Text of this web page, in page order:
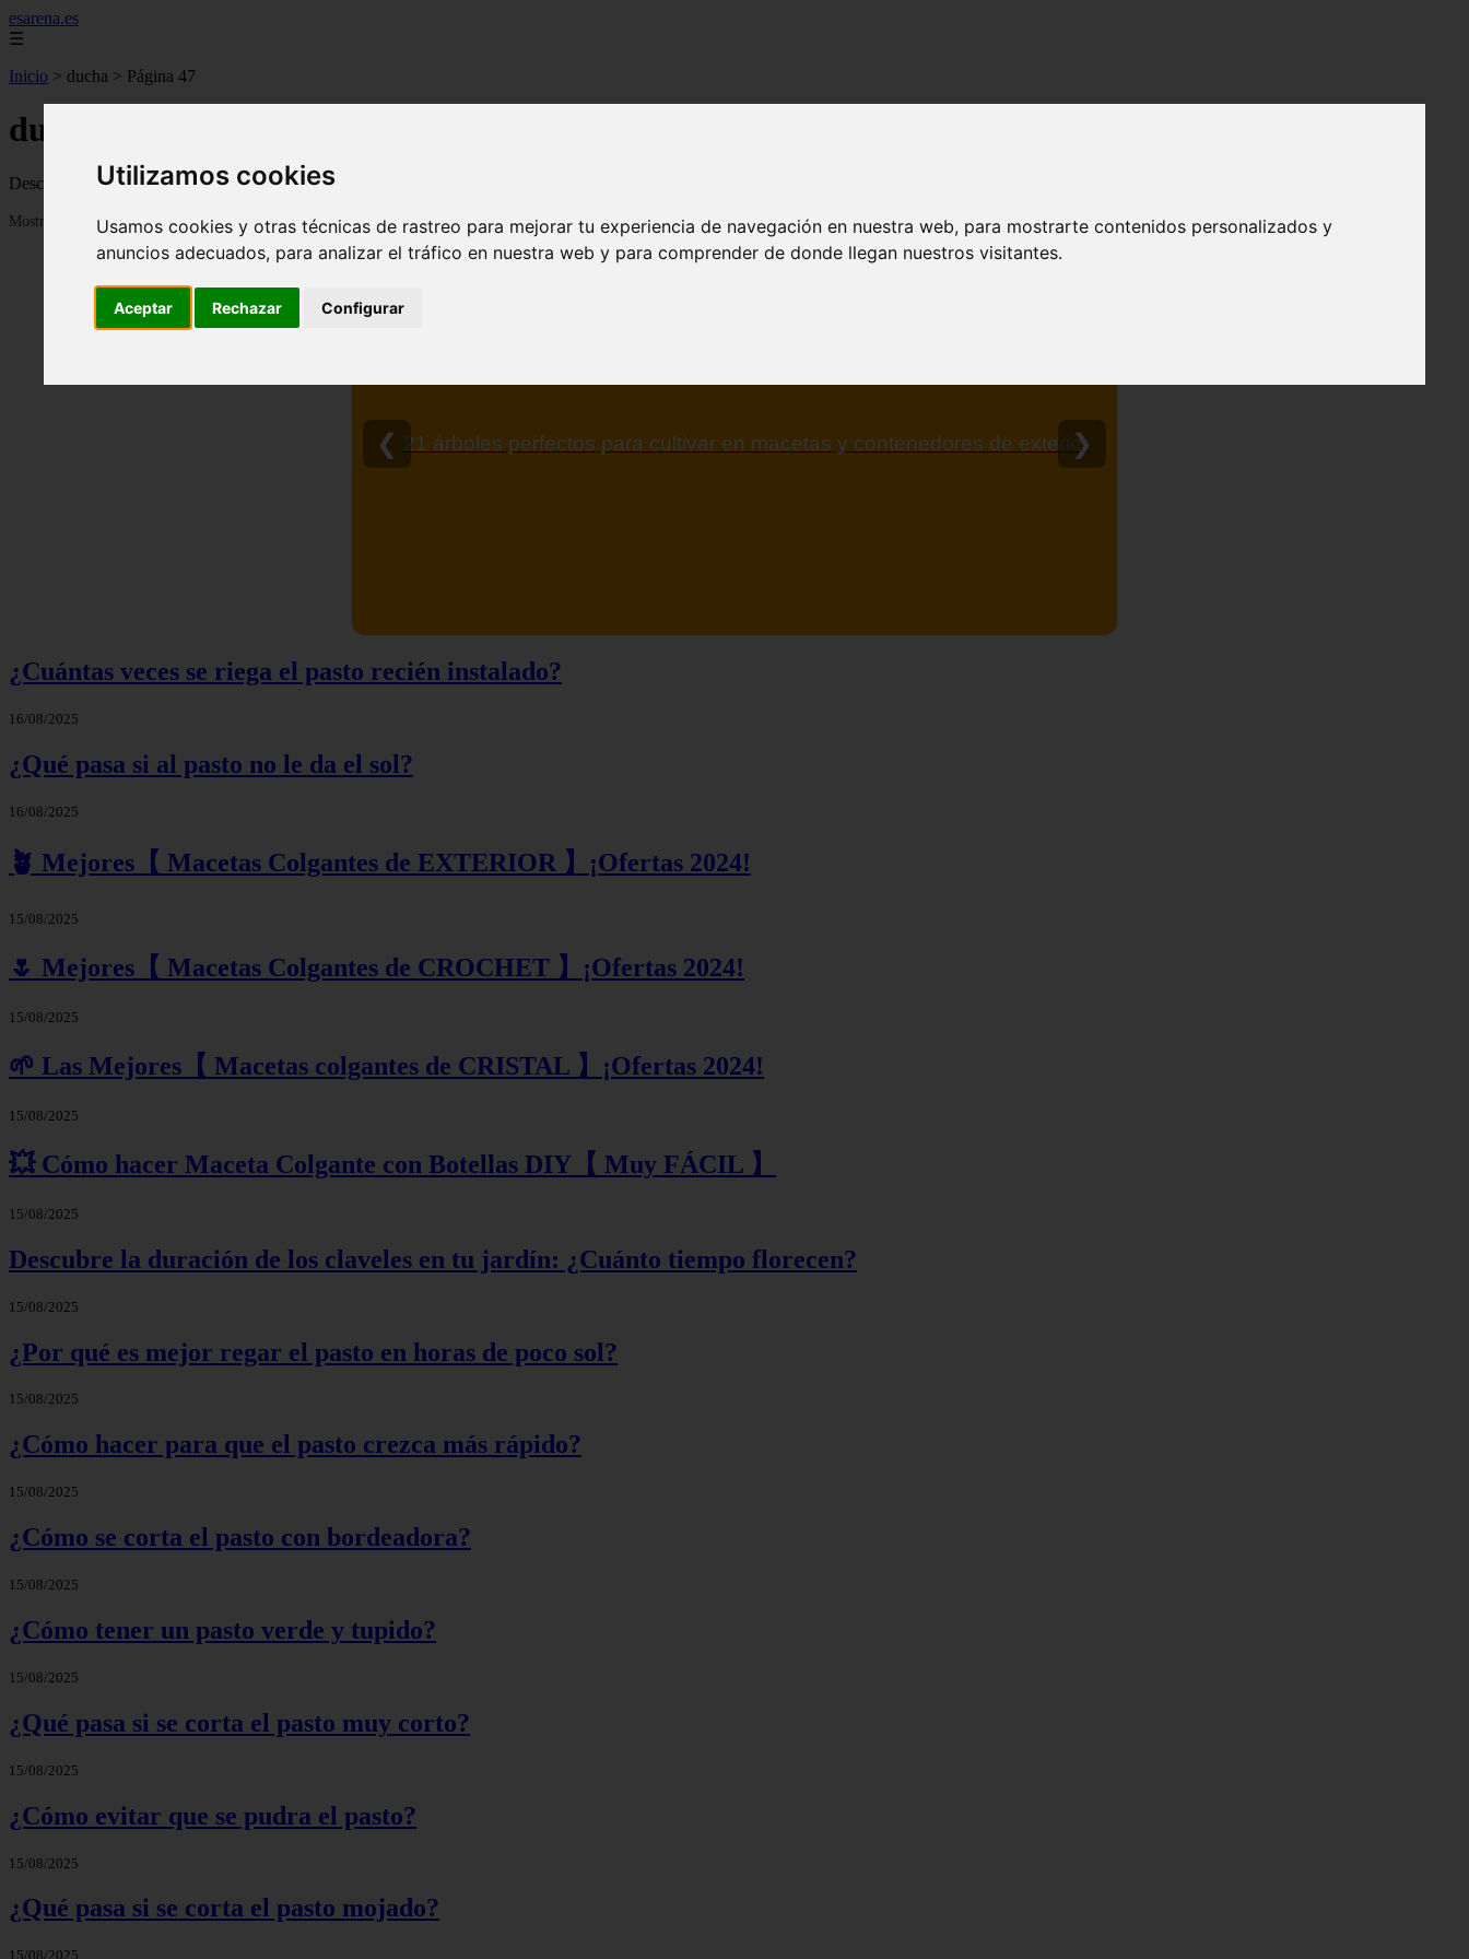
Utilizamos cookies
Usamos cookies y otras técnicas de rastreo para mejorar tu experiencia de navegación en nuestra web, para mostrarte contenidos personalizados y
anuncios adecuados, para analizar el tráfico en nuestra web y para comprender de donde llegan nuestros visitantes.
Aceptar Rechazar Configurar
esarena.es
☰
Inicio > ducha > Página 47
ducha
Descubre todas las noticias de la categoría ducha. Artículos actualizados y contenido de calidad en esarena.es.
Mostrando 1105 - 1128 de 2121 artículos
13 mejores árboles resistentes al fuego para un paisaje defendible
❮ ❯
¿Cuántas veces se riega el pasto recién instalado?
16/08/2025
¿Qué pasa si al pasto no le da el sol?
16/08/2025
🪴 Mejores【 Macetas Colgantes de EXTERIOR 】¡Ofertas 2024!
15/08/2025
🌷 Mejores【 Macetas Colgantes de CROCHET 】¡Ofertas 2024!
15/08/2025
🌱 Las Mejores【 Macetas colgantes de CRISTAL 】¡Ofertas 2024!
15/08/2025
💥 Cómo hacer Maceta Colgante con Botellas DIY【 Muy FÁCIL 】
15/08/2025
Descubre la duración de los claveles en tu jardín: ¿Cuánto tiempo florecen?
15/08/2025
¿Por qué es mejor regar el pasto en horas de poco sol?
15/08/2025
¿Cómo hacer para que el pasto crezca más rápido?
15/08/2025
¿Cómo se corta el pasto con bordeadora?
15/08/2025
¿Cómo tener un pasto verde y tupido?
15/08/2025
¿Qué pasa si se corta el pasto muy corto?
15/08/2025
¿Cómo evitar que se pudra el pasto?
15/08/2025
¿Qué pasa si se corta el pasto mojado?
15/08/2025